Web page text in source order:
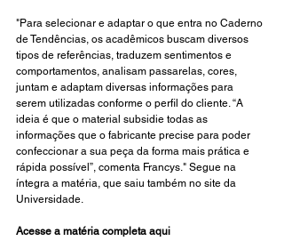
"Para selecionar e adaptar o que entra no Caderno
de Tendências, os acadêmicos buscam diversos
tipos de referências, traduzem sentimentos e
comportamentos, analisam passarelas, cores,
juntam e adaptam diversas informações para
serem utilizadas conforme o perfil do cliente. “A
ideia é que o material subsidie todas as
informações que o fabricante precise para poder
confeccionar a sua peça da forma mais prática e
rápida possível”, comenta Francys." Segue na
íntegra a matéria, que saiu também no site da
Universidade.
Acesse a matéria completa aqui